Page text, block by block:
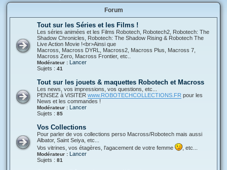
r
Forum
Tout sur les Séries et les Films !
Les séries animées et les Films Robotech, Robotech2, Robotech: The
Shadow Chronicles, Robotech: The Shadow Rising & Robotech The
Live Action Movie !<br>Ainsi que
Macross, Macross DYRL, Macross2, Macross Plus, Macross 7,
Macross Zero, Macross Frontier, etc..
Modérateur : Lancer
Sujets : 41
Tout sur les jouets & maquettes Robotech et Macross
Les news, vos impressions, vos questions, etc...
PENSEZ à VISITER www.ROBOTECHCOLLECTIONS.FR pour les
News et les commandes !
Modérateur : Lancer
Sujets : 85
Vos Collections
Pour parler de vos collections perso Macross/Robotech mais aussi
Albator, Saint Seiya, etc...
Vos vitrines, vos étagères, l'agacement de votre femme
, etc...
Modérateur : Lancer
Sujets : 81